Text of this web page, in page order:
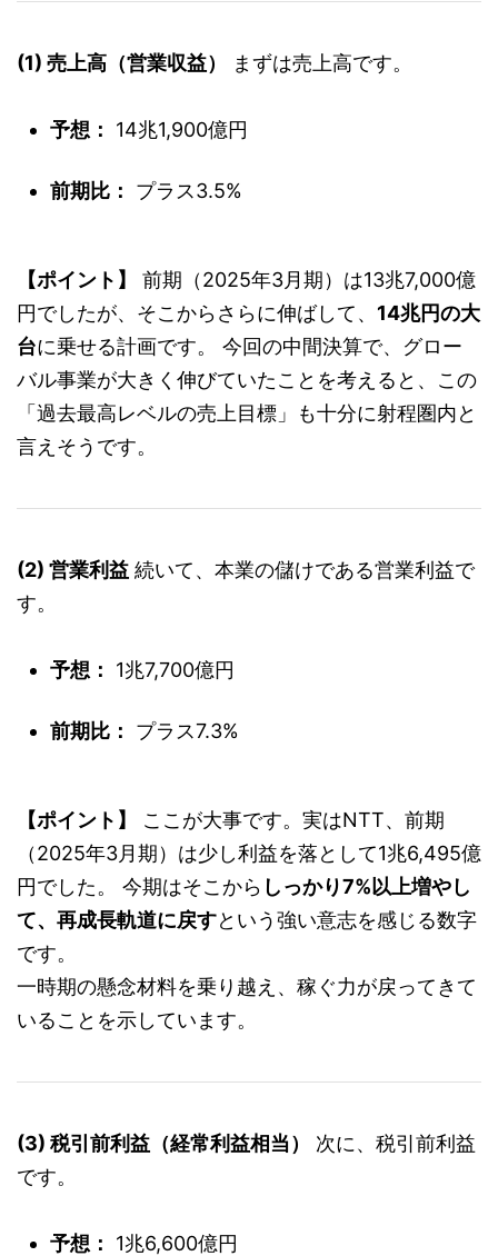
(1) 売上高（営業収益） まずは売上高です。
予想： 14兆1,900億円
前期比： プラス3.5%
【ポイント】
前期（2025年3月期）は13兆7,000億
円でしたが、そこからさらに伸ばして、 14兆円の大
台に乗せる計画です。 今回の中間決算で、グロー
バル事業が大きく伸びていたことを考えると、この
「過去最高レベルの売上目標」も十分に射程圏内と
言えそうです。
(2) 営業利益 続いて、本業の儲けである営業利益で
す。
予想： 1兆7,700億円
前期比： プラス7.3%
【ポイント】
ここが大事です。実はNTT、前期
（2025年3月期）は少し利益を落として1兆6,495億
円でした。 今期はそこから しっかり7%以上増やし
て、再成長軌道に戻すという強い意志を感じる数字
です。
一時期の懸念材料を乗り越え、稼ぐ力が戻ってきて
いることを示しています。
(3) 税引前利益（経常利益相当）
次に、税引前利益
です。
予想： 1兆6,600億円